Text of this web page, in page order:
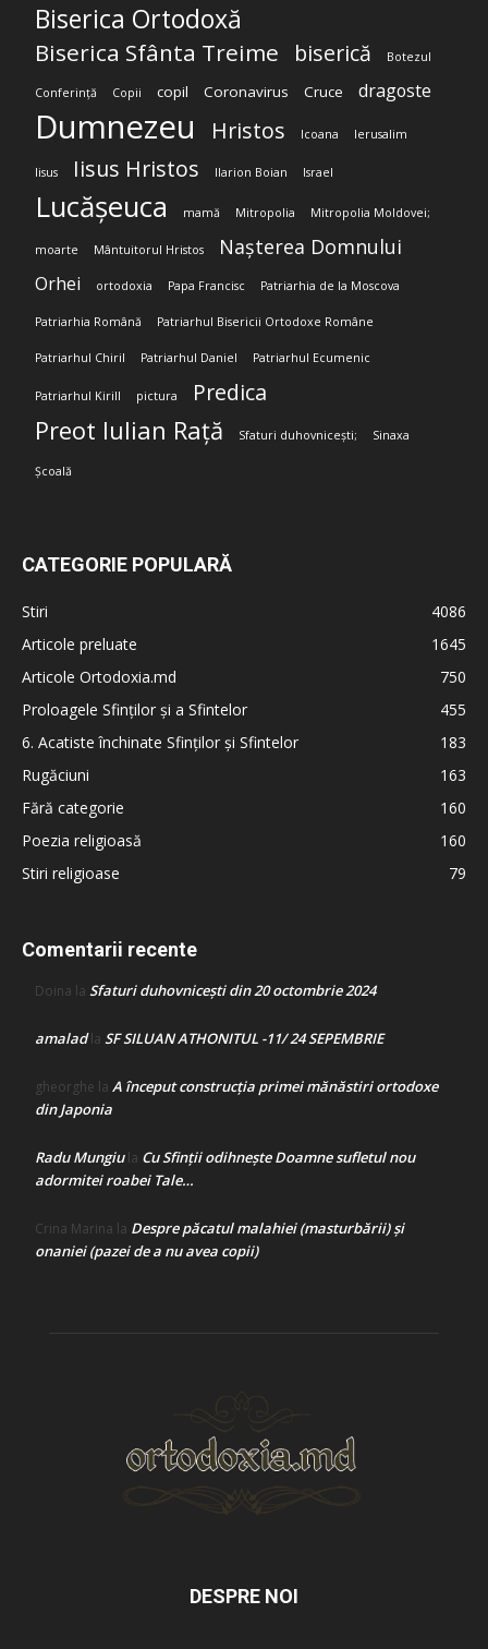
Biserica Ortodoxă
Biserica Sfânta Treime biserică Botezul
Conferință Copii copil Coronavirus Cruce dragoste
Dumnezeu Hristos Icoana Ierusalim
Iisus Iisus Hristos Ilarion Boian Israel
Lucășeuca mamă Mitropolia Mitropolia Moldovei;
moarte Mântuitorul Hristos Nașterea Domnului
Orhei ortodoxia Papa Francisc Patriarhia de la Moscova
Patriarhia Română Patriarhul Bisericii Ortodoxe Române
Patriarhul Chiril Patriarhul Daniel Patriarhul Ecumenic
Patriarhul Kirill pictura Predica
Preot Iulian Rață Sfaturi duhovnicești; Sinaxa
Școală
CATEGORIE POPULARĂ
Stiri
4086
Articole preluate
1645
Articole Ortodoxia.md
750
Proloagele Sfinților și a Sfintelor
455
6. Acatiste închinate Sfinților și Sfintelor
183
Rugăciuni
163
Fără categorie
160
Poezia religioasă
160
Stiri religioase
79
Comentarii recente
Doina la Sfaturi duhovnicești din 20 octombrie 2024
amaladla SF SILUAN ATHONITUL -11/ 24 SEPEMBRIE
gheorghe la A început construcţia primei mănăstiri ortodoxe
din Japonia
Radu Mungiula Cu Sfinții odihnește Doamne sufletul nou
adormitei roabei Tale…
Crina Marina la Despre păcatul malahiei (masturbării) şi
onaniei (pazei de a nu avea copii)
DESPRE NOI